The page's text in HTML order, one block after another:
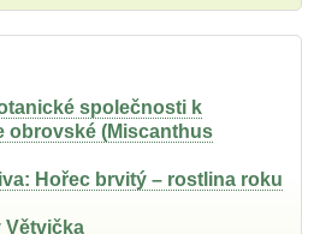
společnosti k
obrovské (Miscanthus
Hořec brvitý – rostlina roku
Větvička